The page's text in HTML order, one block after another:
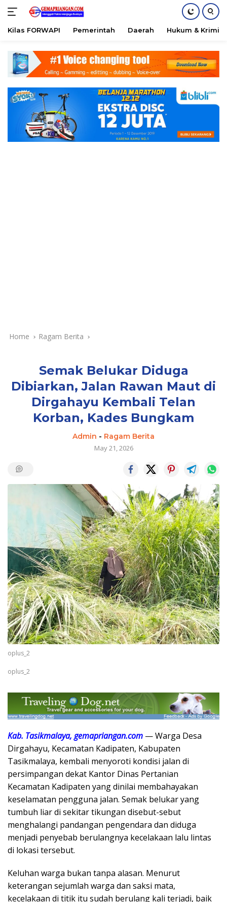
content
Kilas FORWAPI Pemerintah Daerah Hukum &
Home Ragam Berita
Semak Belukar Diduga
Dibiarkan, Jalan Rawan Maut di
Dirgahayu Kembali Telan
Korban, Kades Bungkam
Admin - Ragam Berita
May 21, 2026
oplus_2
oplus_2
Kab. Tasikmalaya, gemapriangan.com — Warga Desa
Dirgahayu, Kecamatan Kadipaten, Kabupaten
Tasikmalaya, kembali menyoroti kondisi jalan di
persimpangan dekat Kantor Dinas Pertanian
Kecamatan Kadipaten yang dinilai membahayakan
keselamatan pengguna jalan. Semak belukar yang
tumbuh liar di sekitar tikungan disebut-sebut
menghalangi pandangan pengendara dan diduga
menjadi penyebab berulangnya kecelakaan lalu lintas
di lokasi tersebut.
Keluhan warga bukan tanpa alasan. Menurut
keterangan sejumlah warga dan saksi mata,
kecelakaan di titik itu sudah berulang kali terjadi, baik